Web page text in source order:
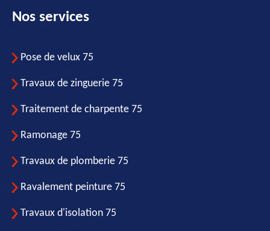
Nos services
Pose de velux 75
Travaux de zinguerie 75
Traitement de charpente 75
Ramonage 75
Travaux de plomberie 75
Ravalement peinture 75
Travaux d'isolation 75